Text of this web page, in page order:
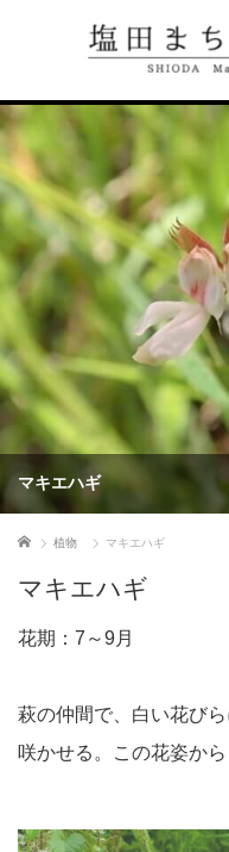
マキエハギ
ホーム 植物 マキエハギ
マキエハギ
花期：7～9月
萩の仲間で、白い花び
咲かせる。この花姿か